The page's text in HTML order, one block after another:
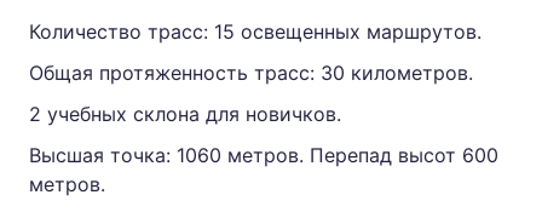
Количество трасс: 15 освещенных маршрутов.
Общая протяженность трасс: 30 километров.
2 учебных склона для новичков.
Высшая точка: 1060 метров. Перепад высот 600
метров.